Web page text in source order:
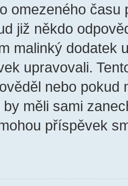
omezeného
již někdo
malinký dodatek
upravovali.
nebo pokud
měli sami
příspěvek